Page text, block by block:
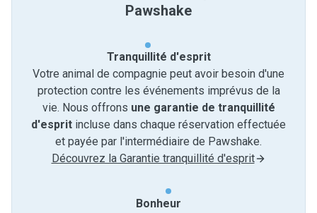
Pawshake
Tranquillité d'esprit
Votre animal de compagnie peut avoir besoin d'une
protection contre les événements imprévus de la
vie. Nous offrons une garantie de tranquillité
d'esprit incluse dans chaque réservation effectuée
et payée par l'intermédiaire de Pawshake.
Découvrez la Garantie tranquillité d'esprit
Bonheur